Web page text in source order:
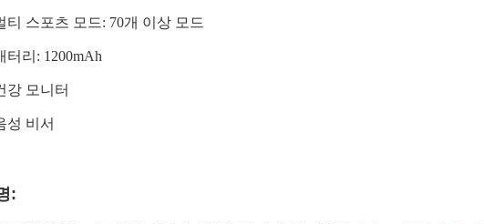
티 스포츠 모드: 70개 이상 모드
터리: 1200mAh
강 모니터
성 비서
: